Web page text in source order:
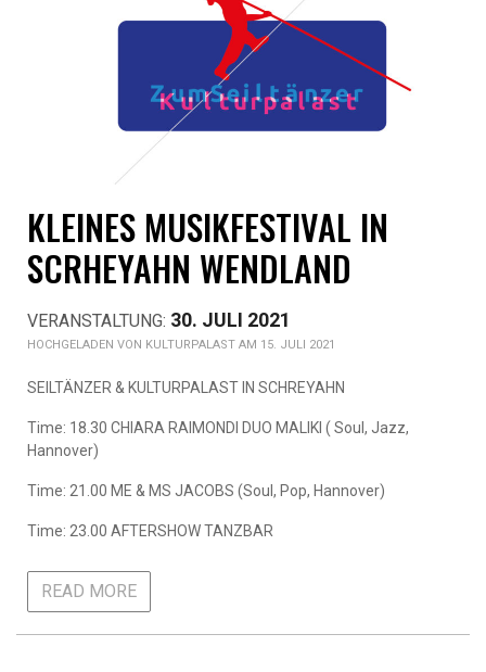
KLEINES MUSIKFESTIVAL IN
SCRHEYAHN WENDLAND
30. JULI 2021
KULTURPALAST AM 15. JULI 2021
SEILTÄNZER & KULTURPALAST IN SCHREYAHN
Time: 18.30 CHIARA RAIMONDI DUO MALIKI ( Soul, Jazz,
Hannover)
Time: 21.00 ME & MS JACOBS (Soul, Pop, Hannover)
Time: 23.00 AFTERSHOW TANZBAR
READ MORE